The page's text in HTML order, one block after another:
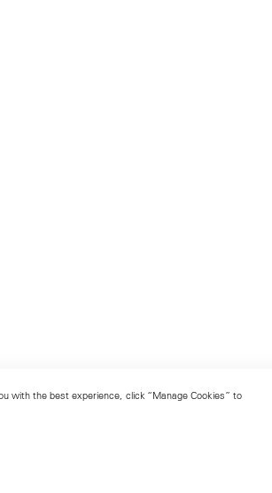
with the best experience, click “Manage Cookies” to